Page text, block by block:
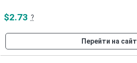
$2.73 ?
Перейти на сайт